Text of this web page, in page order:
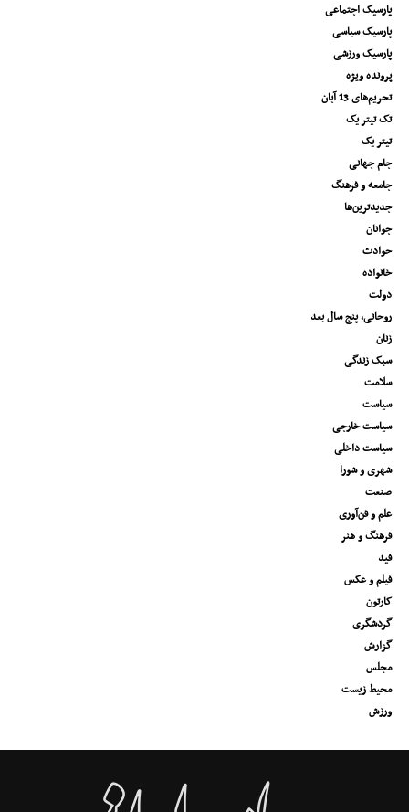
پارسیک اجتماعی
پارسیک سیاسی
پارسیک ورزشی
پرونده ویژه
تحریم‌های 13 آبان
تک تیتر یک
تیتر یک
جام جهانی
جامعه و فرهنگ
جدیدترین‌ها
جوانان
حوادث
خانواده
دولت
روحانی، پنج سال بعد
زنان
سبک زندگی
سلامت
سیاست
سیاست خارجی
سیاست داخلی
شهری و شورا
صنعت
علم و فن‌آوری
فرهنگ و هنر
فید
فیلم و عکس
کارتون
گردشگری
گزارش
مجلس
محیط زیست
ورزش